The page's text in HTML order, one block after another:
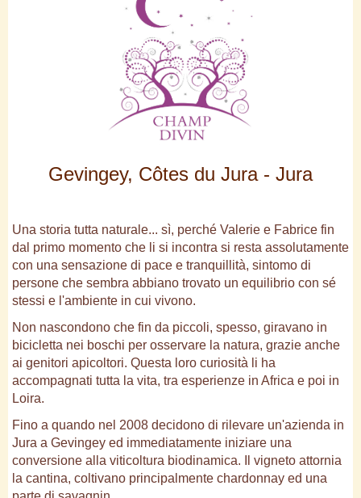
Gevingey, Côtes du Jura - Jura
Una storia tutta naturale... sì, perché Valerie e Fabrice fin
dal primo momento che li si incontra si resta assolutamente
con una sensazione di pace e tranquillità, sintomo di
persone che sembra abbiano trovato un equilibrio con sé
stessi e l'ambiente in cui vivono.
Non nascondono che fin da piccoli, spesso, giravano in
bicicletta nei boschi per osservare la natura, grazie anche
ai genitori apicoltori. Questa loro curiosità li ha
accompagnati tutta la vita, tra esperienze in Africa e poi in
Loira.
Fino a quando nel 2008 decidono di rilevare un'azienda in
Jura a Gevingey ed immediatamente iniziare una
conversione alla viticoltura biodinamica. Il vigneto attornia
la cantina, coltivano principalmente chardonnay ed una